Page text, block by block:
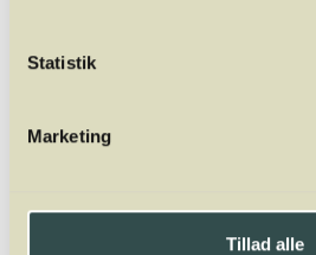
Statistik
Marketing
Tillad alle
Mads Jordansen har en stor og bred
branchen. Først som vinimportør, så
underviser og ejer af Winelab
Sommelier Uddannelse. Oveni er han
mads@winelab.dk